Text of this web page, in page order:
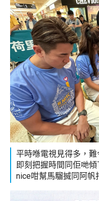
平時喺電視見得多，難
即刻把握時間同佢哋
nice咁幫馬騮搣同阿帆